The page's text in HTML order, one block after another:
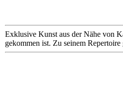
Exklusive Kunst aus der Nähe von
gekommen ist. Zu seinem